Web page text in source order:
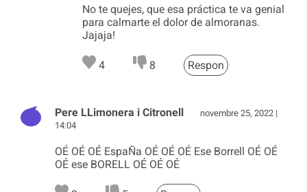
No te quejes, que esa práctica te va genial
para calmarte el dolor de almoranas.
Jajaja!
4 8 Respon
Pere LLimonera i Citronell
novembre 25, 2022 |
14:04
OÉ OÉ OÉ EspaÑa OÉ OÉ OÉ Ese Borrell OÉ OÉ
OÉ ese BORELL OÉ OÉ OÉ